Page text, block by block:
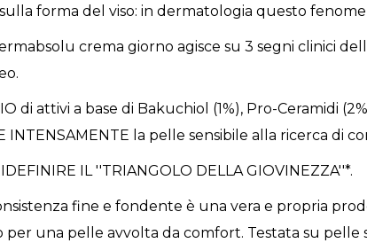
forma del viso: in dermatologia questo
crema giorno agisce su 3 segni clinici
di attivi a base di Bakuchiol (1%), Pro-Ceramidi
INTENSAMENTE la pelle sensibile alla ricerca di
IL ''TRIANGOLO DELLA GIOVINEZZA''*.
fine e fondente è una vera e propria
per una pelle avvolta da comfort. Testata su